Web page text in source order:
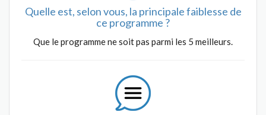
Quelle est, selon vous, la principale faiblesse de
ce programme ?
Que le programme ne soit pas parmi les 5 meilleurs.